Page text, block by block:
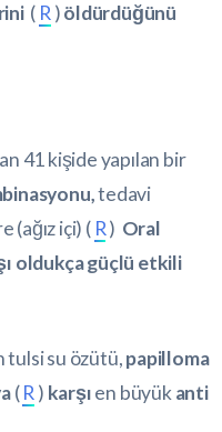
( R )öldürdüğünü
41 kişide yapılan bir
tedavi
(ağız içi) ( R) Oral
oldukça güçlü etkili
tulsi su özütü,papilloma
(R ) karşıen büyük anti